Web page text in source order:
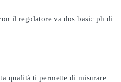
il regolatore va dos basic ph di
qualità ti permette di misurare